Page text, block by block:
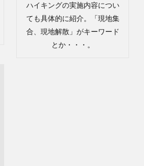
ハイキングの実施内容につい
ても具体的に紹介。「現地集
合、現地解散」がキーワード
とか・・・。